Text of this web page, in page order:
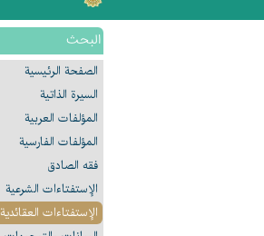
الصفحة الرئیسیة
السیرة الذاتیة
المؤلفات العربیة
المؤلفات الفارسیة
فقه الصادق
الإستفتاءات الشرعیة
الإستفتاءات العقائدیة